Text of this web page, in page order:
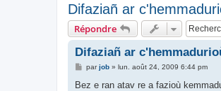
Difaziañ ar
Répondre
Difaziañ ar
M
s
parjob» lun. août 24, 2009 6:44 pm
Bez e ran atav re a fazioù